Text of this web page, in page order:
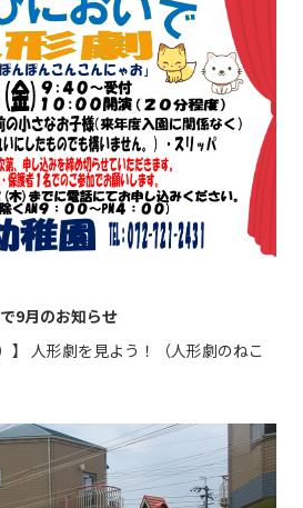
9月のお知らせ
】 人形劇を見よう！（人形劇のねこ